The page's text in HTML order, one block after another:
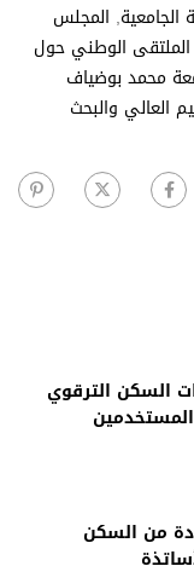
, المجلس
الملتقى الوطني حول
محمد بوضياف
العالي والبحث
السكن الترقوي
من السكن